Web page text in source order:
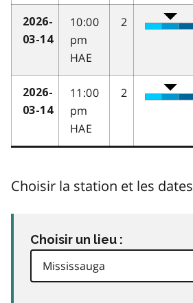
2026-
03-14
10:00
pm
HAE
2
2026-
03-14
11:00
pm
HAE
2
Choisir la station et les
Choisir un lieu :